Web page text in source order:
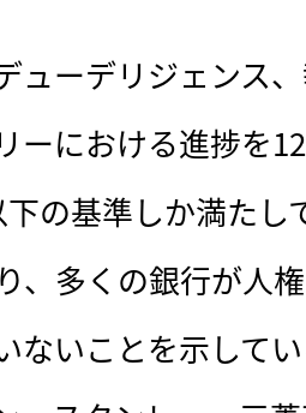
ューデリジェンス
ーにおける進捗を
の基準しか満たし
、多くの銀行が人
ないことを示して